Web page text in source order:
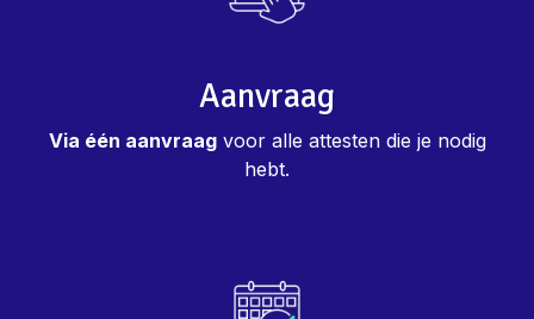
Aanvraag
Via één aanvraagvoor alle attesten die je nodig
hebt.